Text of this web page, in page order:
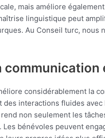
mais améliore
linguistique peut
Au Conseil turc,
communication
considérablement la
des interactions fluides
non seulement les
bénévoles peuvent